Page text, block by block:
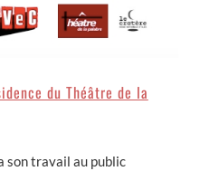
du Théâtre de la
son travail au public